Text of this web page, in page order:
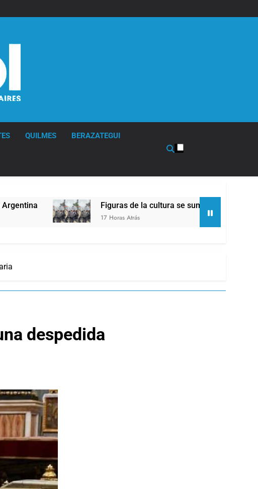
QUILMES BERAZATEGUI
Figuras de la cultura se sumaron a la marcha frente al
17 Horas Atrás
despedida